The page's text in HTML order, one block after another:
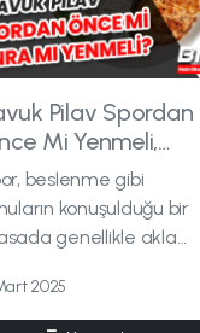
Pilav Spordan
Mi Yenmeli,
mı?
beslenme gibi
konuşulduğu bir
genellikle akla
pilav, yanına ayran
yeşillikli bir salatadır.
2025